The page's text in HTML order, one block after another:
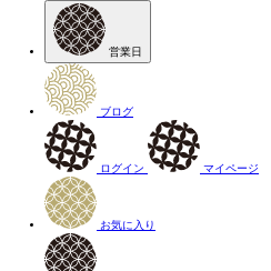
営業日
ブログ
ログイン マイページ
お気に入り